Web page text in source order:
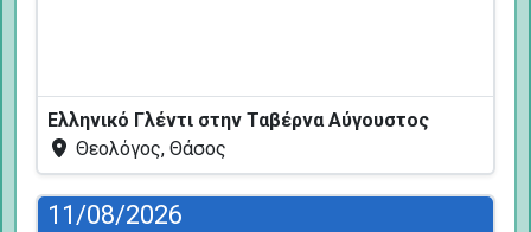
Ελληνικό Γλέντι στην Ταβέρνα Αύγουστος
Θεολόγος, Θάσος
11/08/2026